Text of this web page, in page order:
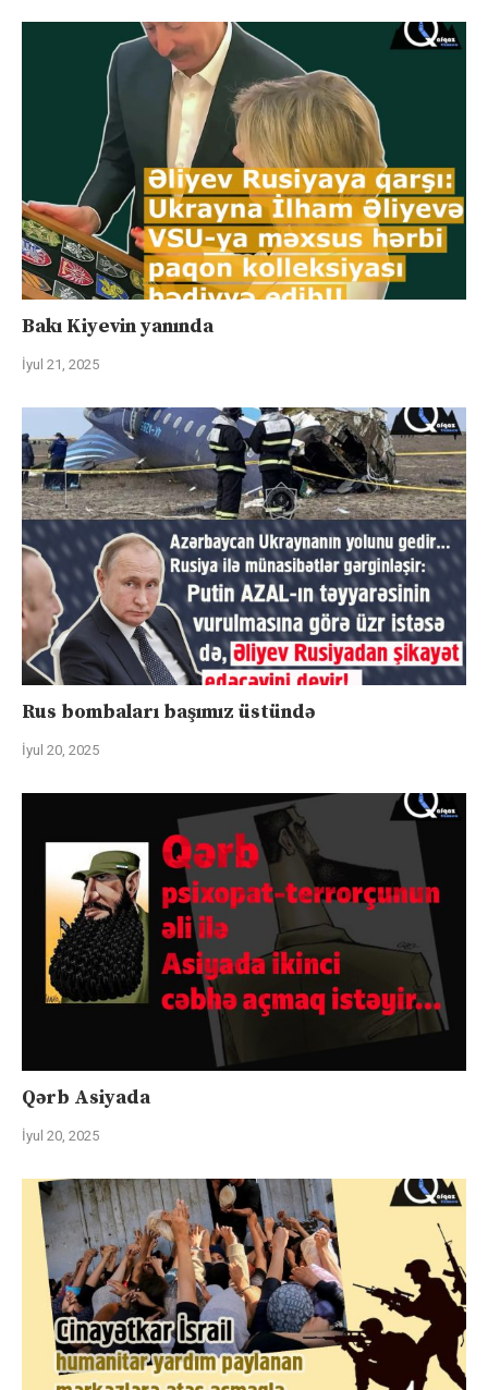
Bakı Kiyevin yanında
İyul 21, 2025
Rus bombaları başımız üstündə
İyul 20, 2025
Qərb Asiyada
İyul 20, 2025